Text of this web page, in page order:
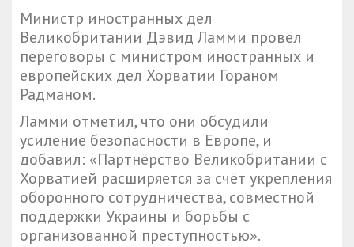
Министр иностранных дел
Великобритании Дэвид Ламми провёл
переговоры с министром иностранных и
европейских дел Хорватии Гораном
Радманом.
Ламми отметил, что они обсудили
усиление безопасности в Европе, и
добавил: «Партнёрство Великобритании с
Хорватией расширяется за счёт укрепления
оборонного сотрудничества, совместной
поддержки Украины и борьбы с
организованной преступностью».